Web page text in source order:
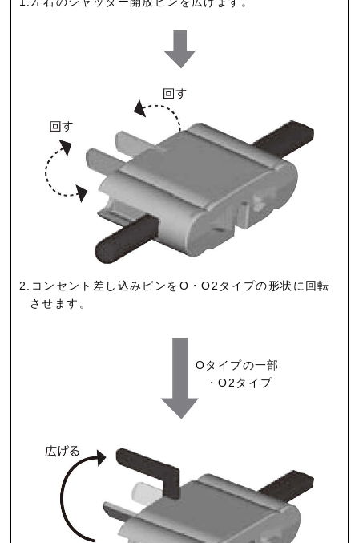
2.コンセント差し込みピンをO・O2タイプの形状に回転
させます。
Oタイプの一部
・O2タイプ